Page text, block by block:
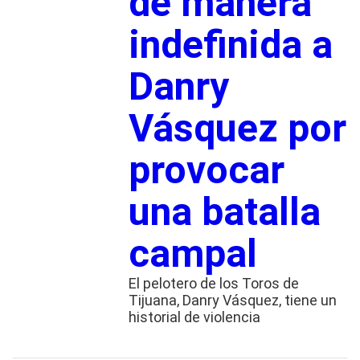
indefinida a
Danry
Vásquez por
provocar
una batalla
campal
El pelotero de los Toros de
Tijuana, Danry Vásquez, tiene un
historial de violencia